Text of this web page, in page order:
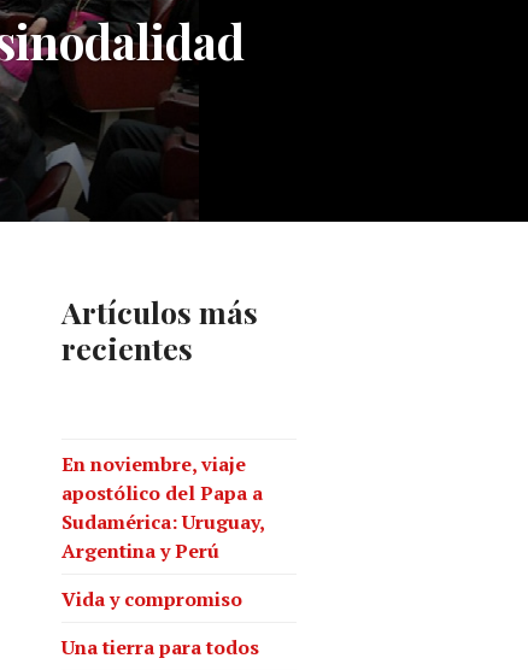
Artículos más
recientes
En noviembre, viaje
apostólico del Papa a
Sudamérica: Uruguay,
Argentina y Perú
Vida y compromiso
Una tierra para todos